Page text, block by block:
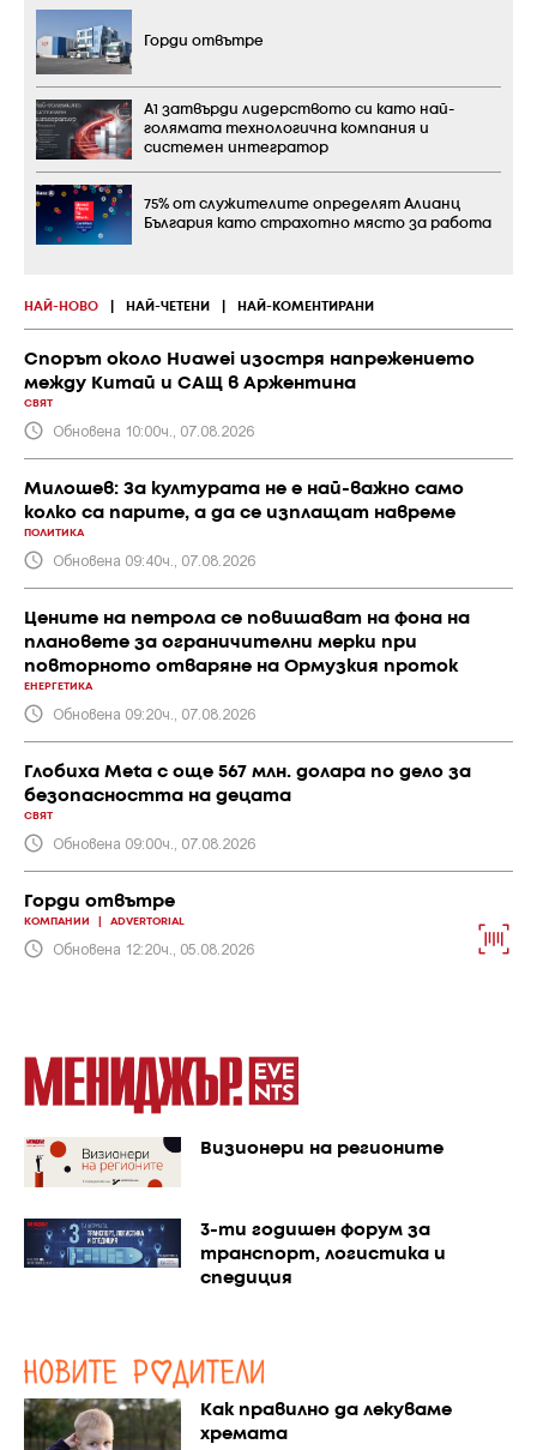
НАЙ-НОВО НАЙ-ЧЕТЕНИ НАЙ-КОМЕНТИРАНИ
Спорът около Huawei изостря напрежението
между Китай и САЩ в Аржентина
СВЯТ
Обновена 10:00ч., 07.08.2026
Милошев: За културата не е най-важно само
колко са парите, а да се изплащат навреме
ПОЛИТИКА
Обновена 09:40ч., 07.08.2026
Цените на петрола се повишават на фона на
плановете за ограничителни мерки при
повторното отваряне на Ормузкия проток
ЕНЕРГЕТИКА
Обновена 09:20ч., 07.08.2026
Глобиха Meta с още 567 млн. долара по дело за
безопасността на децата
СВЯТ
Обновена 09:00ч., 07.08.2026
Горди отвътре
КОМПАНИИ ADVERTORIAL
Обновена 12:20ч., 05.08.2026
Горди отвътре
А1 затвърди лидерството си като най-
голямата технологична компания и
системен интегратор
75% от служителите определят Алианц
България като страхотно място за работа
Визионери на регионите
3-ти годишен форум за
транспорт, логистика и
спедиция
Как правилно да лекуваме
хремата